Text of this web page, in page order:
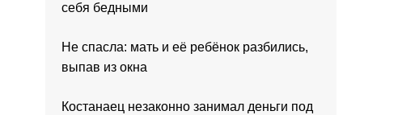
себя бедными
Не спасла: мать и её ребёнок разбились,
выпав из окна
Костанаец незаконно занимал деньги под